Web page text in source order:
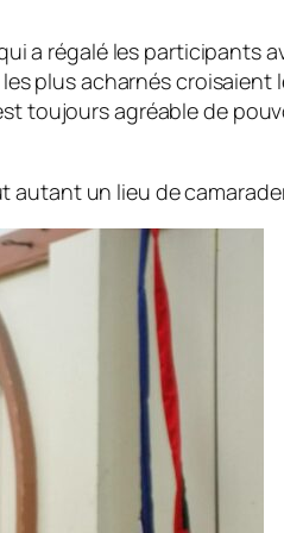
a régalé les participants
plus acharnés croisaient
toujours agréable de
autant un lieu de